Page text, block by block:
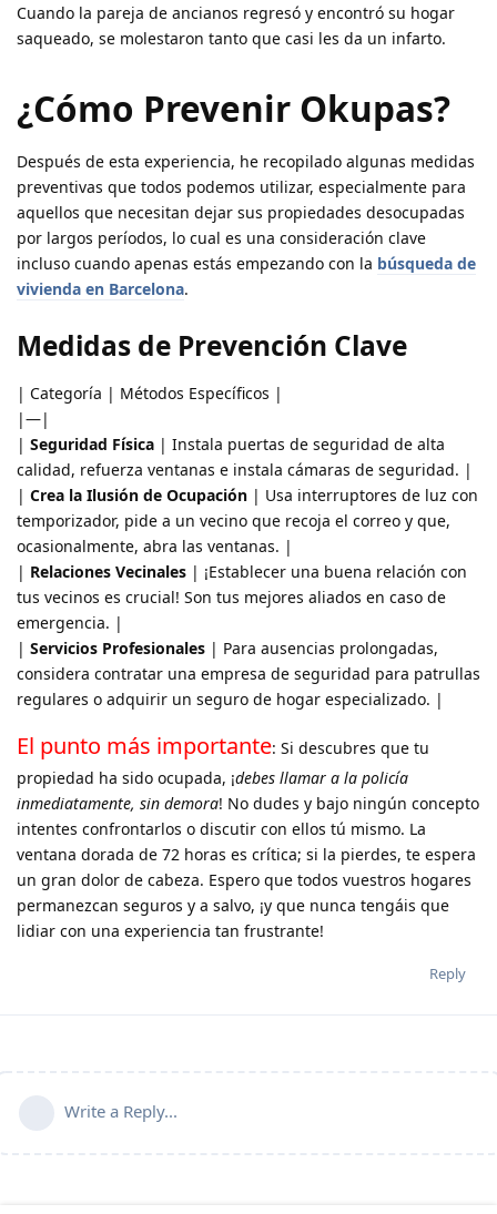
Cuando la pareja de ancianos regresó y encontró su hogar
saqueado, se molestaron tanto que casi les da un infarto.
¿Cómo Prevenir Okupas?
Después de esta experiencia, he recopilado algunas medidas
preventivas que todos podemos utilizar, especialmente para
aquellos que necesitan dejar sus propiedades desocupadas
por largos períodos, lo cual es una consideración clave
incluso cuando apenas estás empezando con la búsqueda de
vivienda en Barcelona.
Medidas de Prevención Clave
| Categoría | Métodos Específicos |
|—|
| Seguridad Física | Instala puertas de seguridad de alta
calidad, refuerza ventanas e instala cámaras de seguridad. |
| Crea la Ilusión de Ocupación | Usa interruptores de luz con
temporizador, pide a un vecino que recoja el correo y que,
ocasionalmente, abra las ventanas. |
| Relaciones Vecinales | ¡Establecer una buena relación con
tus vecinos es crucial! Son tus mejores aliados en caso de
emergencia. |
| Servicios Profesionales | Para ausencias prolongadas,
considera contratar una empresa de seguridad para patrullas
regulares o adquirir un seguro de hogar especializado. |
El punto más importante: Si descubres que tu
propiedad ha sido ocupada, ¡debes llamar a la policía
inmediatamente, sin demora! No dudes y bajo ningún concepto
intentes confrontarlos o discutir con ellos tú mismo. La
ventana dorada de 72 horas es crítica; si la pierdes, te espera
un gran dolor de cabeza. Espero que todos vuestros hogares
permanezcan seguros y a salvo, ¡y que nunca tengáis que
lidiar con una experiencia tan frustrante!
Reply
Write a Reply...